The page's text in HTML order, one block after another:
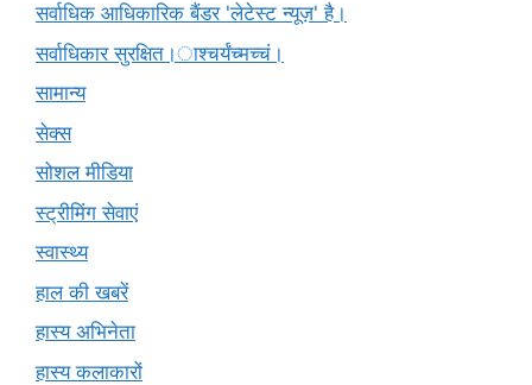
सर्वाधिक आधिकारिक बैंडर 'लेटेस्ट न्यूज़' है।
सर्वाधिकार सुरक्षित।ाश्चर्यंच्मच्चं।
सामान्य
सेक्स
सोशल मीडिया
स्ट्रीमिंग सेवाएं
स्वास्थ्य
हाल की खबरें
हास्य अभिनेता
हास्य कलाकारों